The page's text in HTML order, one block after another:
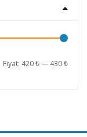
En
En
Fiyat: 420 ₺— 430 ₺